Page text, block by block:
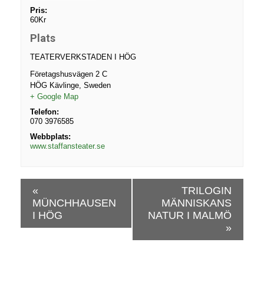
Pris:
60Kr
Plats
TEATERVERKSTADEN I HÖG
Företagshusvägen 2 C
HÖG Kävlinge Sweden
+ Google Map
Telefon:
070 3976585
Webbplats:
www.staffansteater.se
n
«
MÜNCHHAUSEN
I HÖG
TRILOGIN
MÄNNISKANS
NATUR I MALMÖ
»